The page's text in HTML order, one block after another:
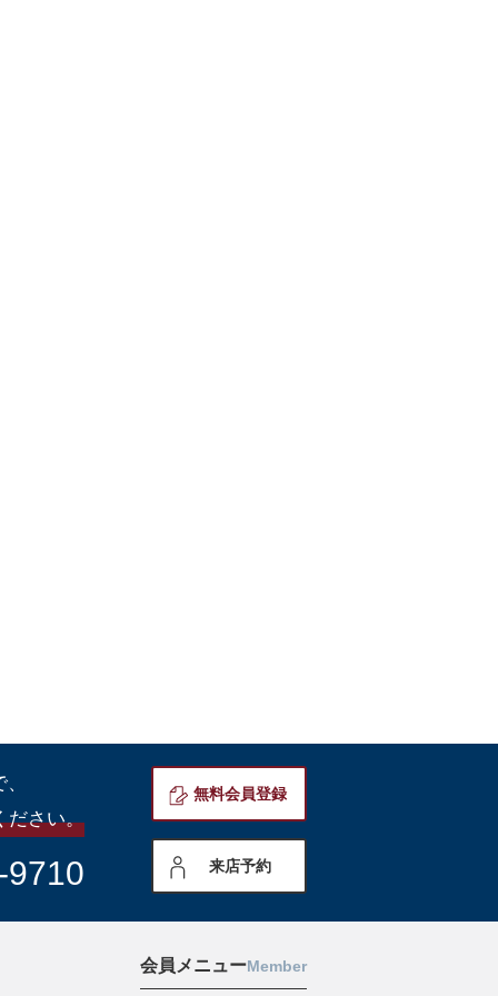
ださい。
9710
無料会員登録
来店予約
会員メニューMember